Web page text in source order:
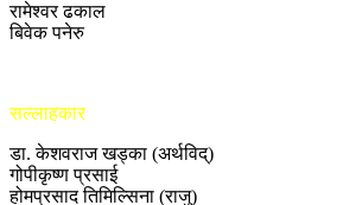
रामेश्वर ढकाल
बिवेक पनेरु
सल्लाहकार
डा. केशवराज खड्का (अर्थविद्)
गोपीकृष्ण प्रसाई
होमप्रसाद तिमिल्सिना (राजु)